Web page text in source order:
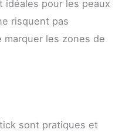
idéales pour les peaux
risquent pas
marquer les zones de
sont pratiques et